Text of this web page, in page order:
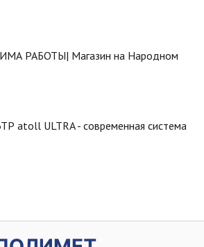
РАБОТЫ| Магазин на Народном
ULTRA - современная система